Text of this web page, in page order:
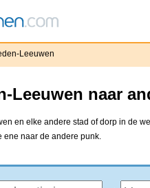
Leeuwen
Leeuwen naar
en elke andere stad of dorp in de
ene naar de andere punk.